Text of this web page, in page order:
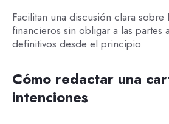
Facilitan una discusión clara sobre
financieros sin obligar a las partes
definitivos desde el principio.
Cómo redactar una
intenciones